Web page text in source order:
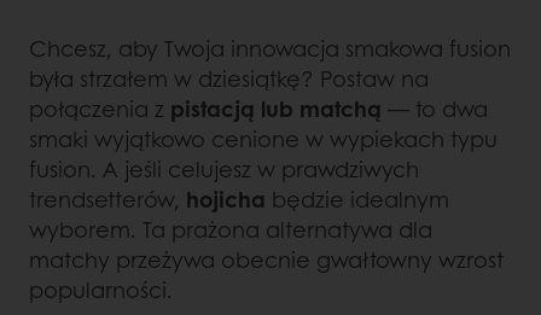
Chcesz, aby Twoja innowacja smakowa fusion
była strzałem w dziesiątkę? Postaw na
połączenia z pistacją lub matchą — to dwa
smaki wyjątkowo cenione w wypiekach typu
fusion. A jeśli celujesz w prawdziwych
trendsetterów, hojicha będzie idealnym
wyborem. Ta prażona alternatywa dla
matchy przeżywa obecnie gwałtowny wzrost
popularności.